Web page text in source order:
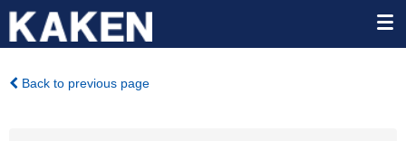
Back to previous page